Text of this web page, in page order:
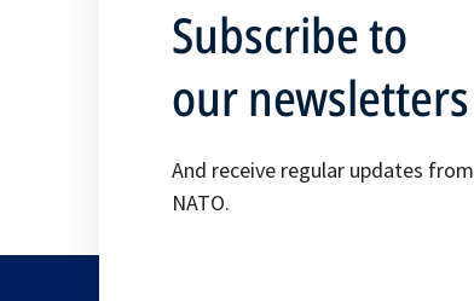
Subscribe to
our newsletters
And receive regular updates from
NATO.